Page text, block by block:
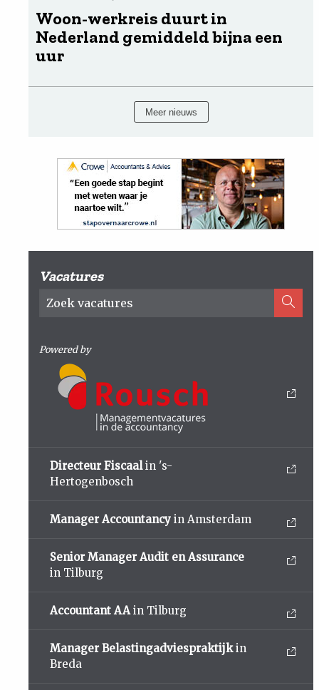
Woon-werkreis duurt in
Nederland gemiddeld bijna een
uur
Meer nieuws
Vacatures
Powered by
Directeur Fiscaalin 's-
Hertogenbosch
Manager Accountancy in Amsterdam
Senior Manager Audit en Assurance
in Tilburg
Accountant AA in Tilburg
Manager Belastingadviespraktijkin
Breda